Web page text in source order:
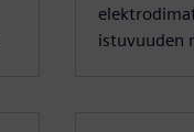
istuvuuden